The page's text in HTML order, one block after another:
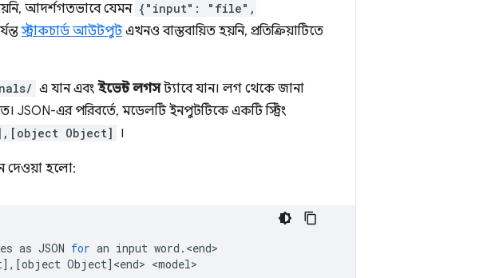
আদর্শগতভাবে যেমন {"input": "file",
স্ট্রাকচার্ড আউটপুটএখনও বাস্তবায়িত হয়নি, প্রতিক্রিয়াটিতে
এ যান এবং ইভেন্ট লগসট্যাবে যান। লগ থেকে জানা
JSON-এর পরিবর্তে, মডেলটি ইনপুটটিকে একটি স্ট্রিং
Object] ।
দেওয়া হলো:
as JSON for an input word.<end>
] , [object Object] <end>